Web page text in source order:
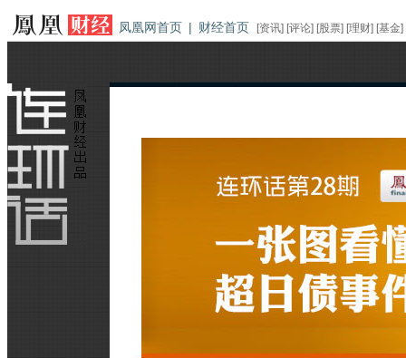
凤凰网首页 | 财经首页 [资讯] [评论] [股票] [理财] [基金]